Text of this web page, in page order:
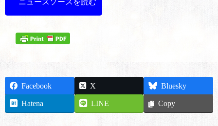
ニュースソースを読む
Facebook X
Bluesky
Hatena
LINE Copy